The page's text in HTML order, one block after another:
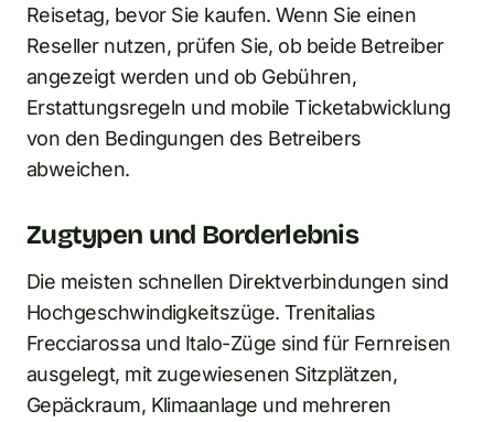
Reisetag, bevor Sie kaufen. Wenn Sie einen
Reseller nutzen, prüfen Sie, ob beide Betreiber
angezeigt werden und ob Gebühren,
Erstattungsregeln und mobile Ticketabwicklung
von den Bedingungen des Betreibers
abweichen.
Zugtypen und Borderlebnis
Die meisten schnellen Direktverbindungen sind
Hochgeschwindigkeitszüge. Trenitalias
Frecciarossa und Italo-Züge sind für Fernreisen
ausgelegt, mit zugewiesenen Sitzplätzen,
Gepäckraum, Klimaanlage und mehreren